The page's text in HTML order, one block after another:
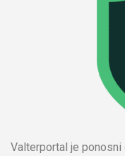
Valterportal je ponosni